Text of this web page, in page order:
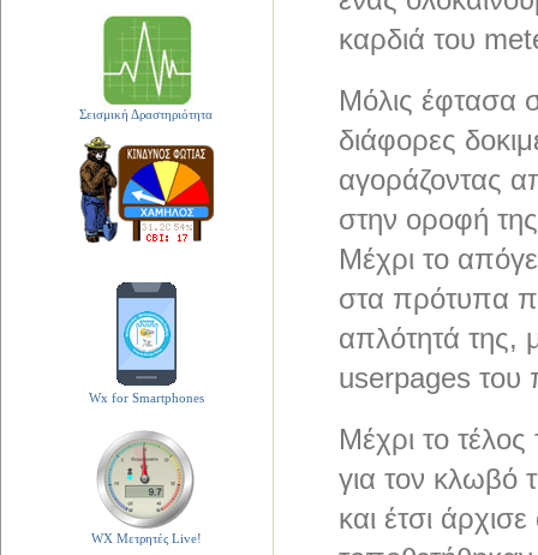
Σεισμική Δραστηριότητα
Wx for Smartphones
WX Μετρητές Live!
καρδιά του
Μόλις έφτασα
διάφορες
αγοράζοντας
στην οροφή
Μέχρι το
στα πρότυπα
απλότητά της,
userpages του
Μέχρι το
για τον κλωβό
και έτσι